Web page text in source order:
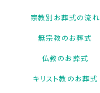
宗教別お葬式の流れ
無宗教のお葬式
仏教のお葬式
キリスト教のお葬式